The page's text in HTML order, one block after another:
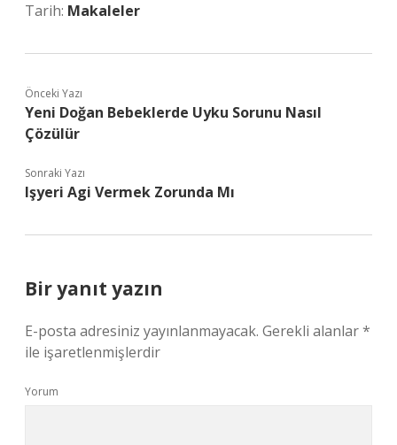
Tarih: Makaleler
Önceki Yazı
Yeni Doğan Bebeklerde Uyku Sorunu Nasıl
Çözülür
Sonraki Yazı
Işyeri Agi Vermek Zorunda Mı
Bir yanıt yazın
E-posta adresiniz yayınlanmayacak. Gerekli alanlar*
ile işaretlenmişlerdir
Yorum